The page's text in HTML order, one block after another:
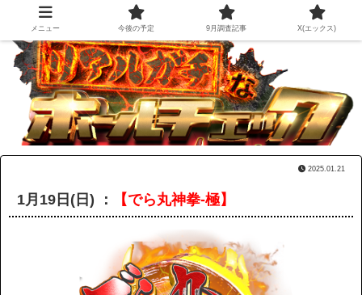
2025.01.21
1月19日(日) ： 【でら丸神拳-極】
メニュー 今後の予定 9月調査記事 X(エックス)